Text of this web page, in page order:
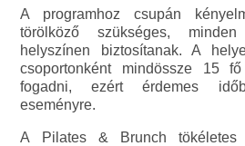
A programhoz csupán
törölköző szükséges,
helyszínen biztosítanak. A
csoportonként mindössze 15
fogadni, ezért érdemes
eseményre.
A Pilates & Brunch tökéletes